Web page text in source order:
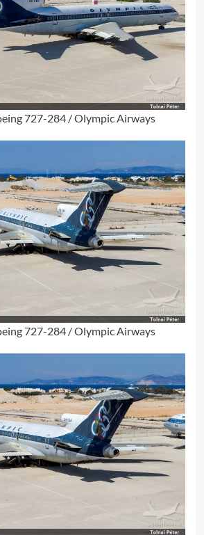
727-284 / Olympic Airways
727-284 / Olympic Airways